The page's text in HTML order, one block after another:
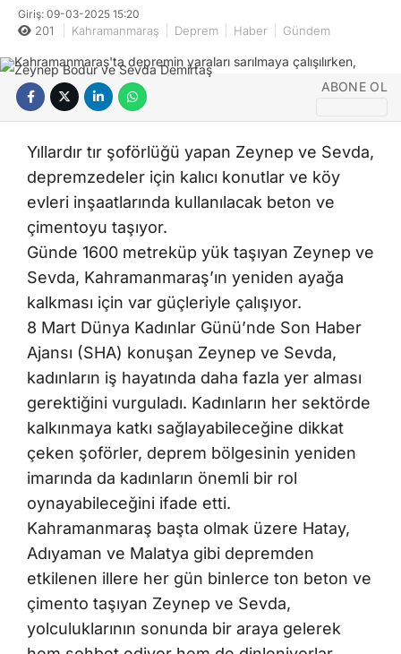
Giriş: 09-03-2025 15:20
201 Kahramanmaraş Deprem Haber Gündem
ABONE OL
Yıllardır tır şoförlüğü yapan Zeynep ve Sevda,
depremzedeler için kalıcı konutlar ve köy
evleri inşaatlarında kullanılacak beton ve
çimentoyu taşıyor.
Günde 1600 metreküp yük taşıyan Zeynep ve
Sevda, Kahramanmaraş’ın yeniden ayağa
kalkması için var güçleriyle çalışıyor.
8 Mart Dünya Kadınlar Günü’nde Son Haber
Ajansı (SHA) konuşan Zeynep ve Sevda,
kadınların iş hayatında daha fazla yer alması
gerektiğini vurguladı. Kadınların her sektörde
kalkınmaya katkı sağlayabileceğine dikkat
çeken şoförler, deprem bölgesinin yeniden
imarında da kadınların önemli bir rol
oynayabileceğini ifade etti.
Kahramanmaraş başta olmak üzere Hatay,
Adıyaman ve Malatya gibi depremden
etkilenen illere her gün binlerce ton beton ve
çimento taşıyan Zeynep ve Sevda,
yolculuklarının sonunda bir araya gelerek